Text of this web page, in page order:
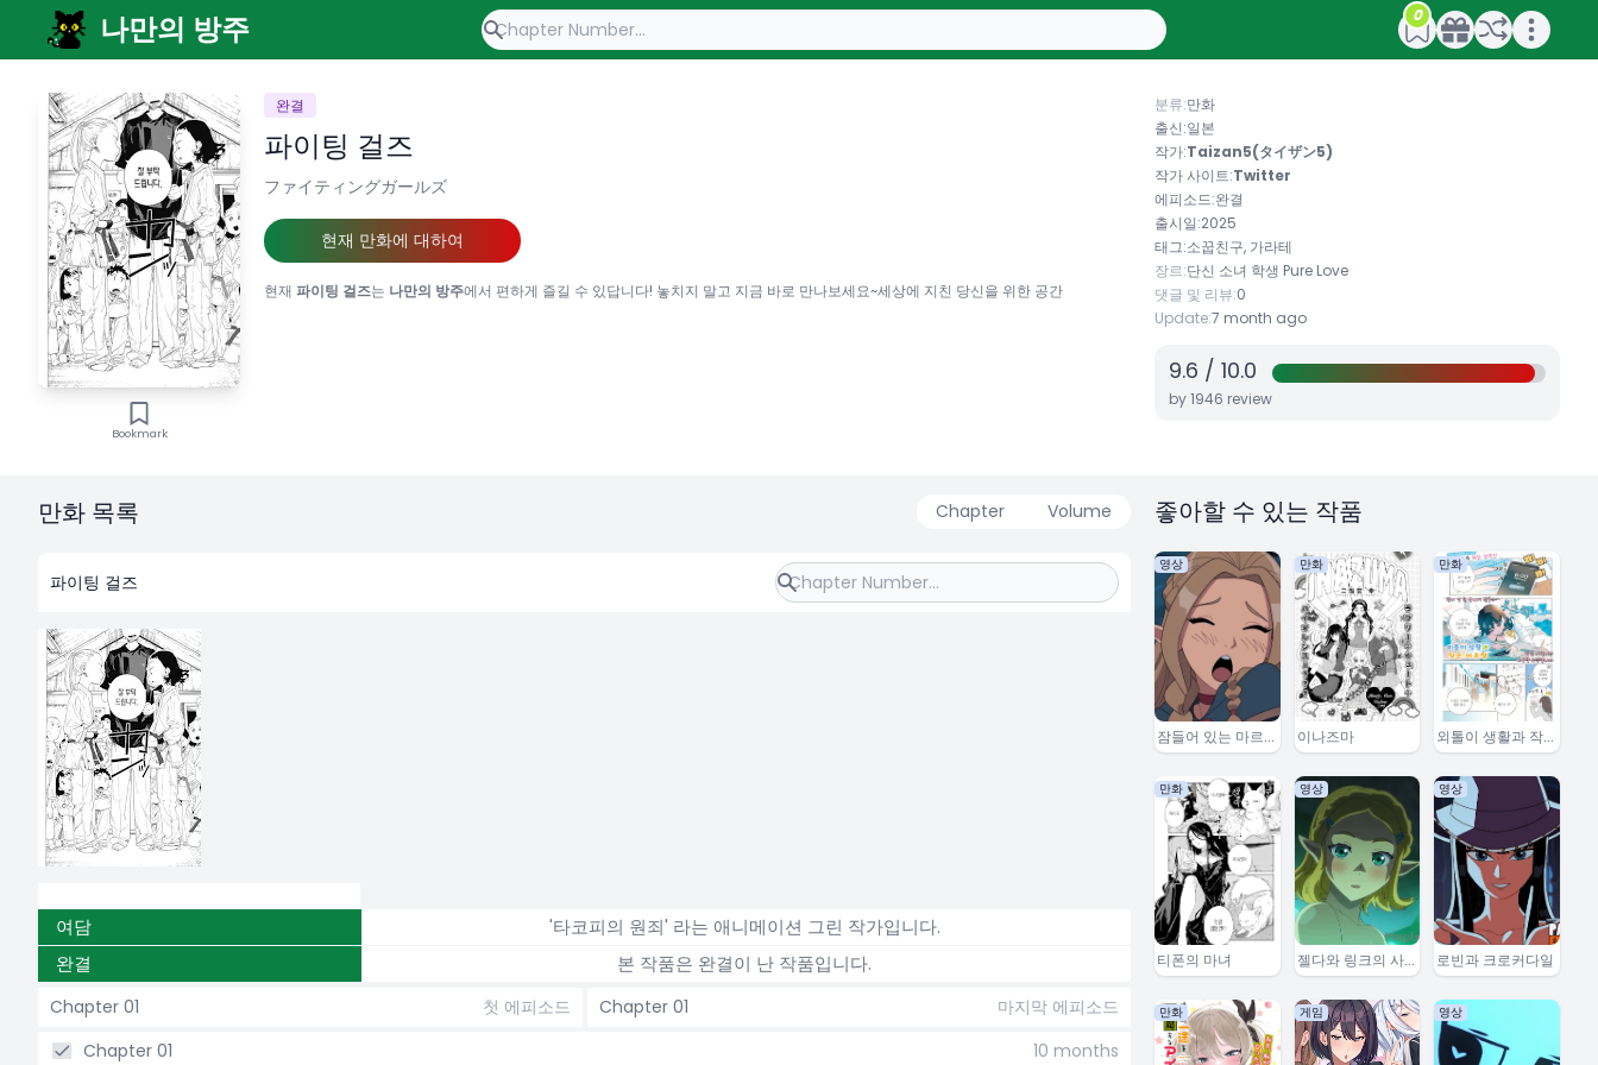
나만의 방주 Open main menu
0
Bookmark
완결
파이팅 걸즈
ファイティングガールズ
현재 만화에 대하여
현재 파이팅 걸즈는 나만의 방주에서 편하게 즐길 수 있답니다! 놓치지 말고 지금 바로 만나보세요~세상에 지친 당신을 위한 공간
분류:만화
출신:일본
작가:Taizan5(タイザン5)
작가 사이트:Twitter
에피소드:완결
출시일:2025
태그:소꿉친구, 가라테
장르:단신 소녀 학생 Pure Love
댓글 및 리뷰:0
Update:7 month ago
9.6 / 10.0
by1946 review
만화 목록 Chapter Volume
파이팅 걸즈
여담
'타코피의 원죄' 라는 애니메이션 그린 작가입니다.
완결
본 작품은 완결이 난 작품입니다.
Chapter 01 첫 에피소드 Chapter 01
마지막 에피소드
Chapter 01
10 months
좋아할 수 있는 작품
영상
잠들어 있는 마르
실
만화
이나즈마
만화
외톨이 생활과 작
은여우쨩
만화
티폰의 마녀
영상
젤다와 링크의 사
랑이야기
영상
로빈과 크로커다일
만화 게임 영상